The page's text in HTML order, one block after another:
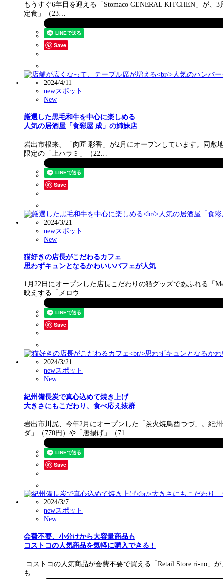
もうすぐ6年目を迎える「Stomaco GENERAL KITCHEN」が
定食」（23…
Save
2024/4/11
newスポット
New
厳選した黒毛和牛を中心に楽しめる
人気の居酒屋「食彩屋 成」の姉妹店
岩出市根来、「肉匠 彩香」が2月にオープンしています。同敷
限定の「上ハラミ」（22…
Save
2024/3/21
newスポット
New
猫好きの店長がこだわるカフェ
思わずキュンとなるかわいいパフェが人気
1月22日にオープンした店長こだわりの猫グッズであふれる「
映えする「メロウ…
Save
2024/3/21
newスポット
New
紀州備長炭で真心込めて焼き上げ
大きさにもこだわり、食べ応え抜群
岩出市川尻、今年2月にオープンした「炭火焼鳥酉つづ」。紀
ダ」（770円）や「唐揚げ」（71…
Save
2024/3/7
newスポット
New
会費不要、小分けから大容量商品も
コストコの人気商品を気軽に購入できる！
コストコの人気商品が会費不要で買える「Retail Store ri-no」
も…